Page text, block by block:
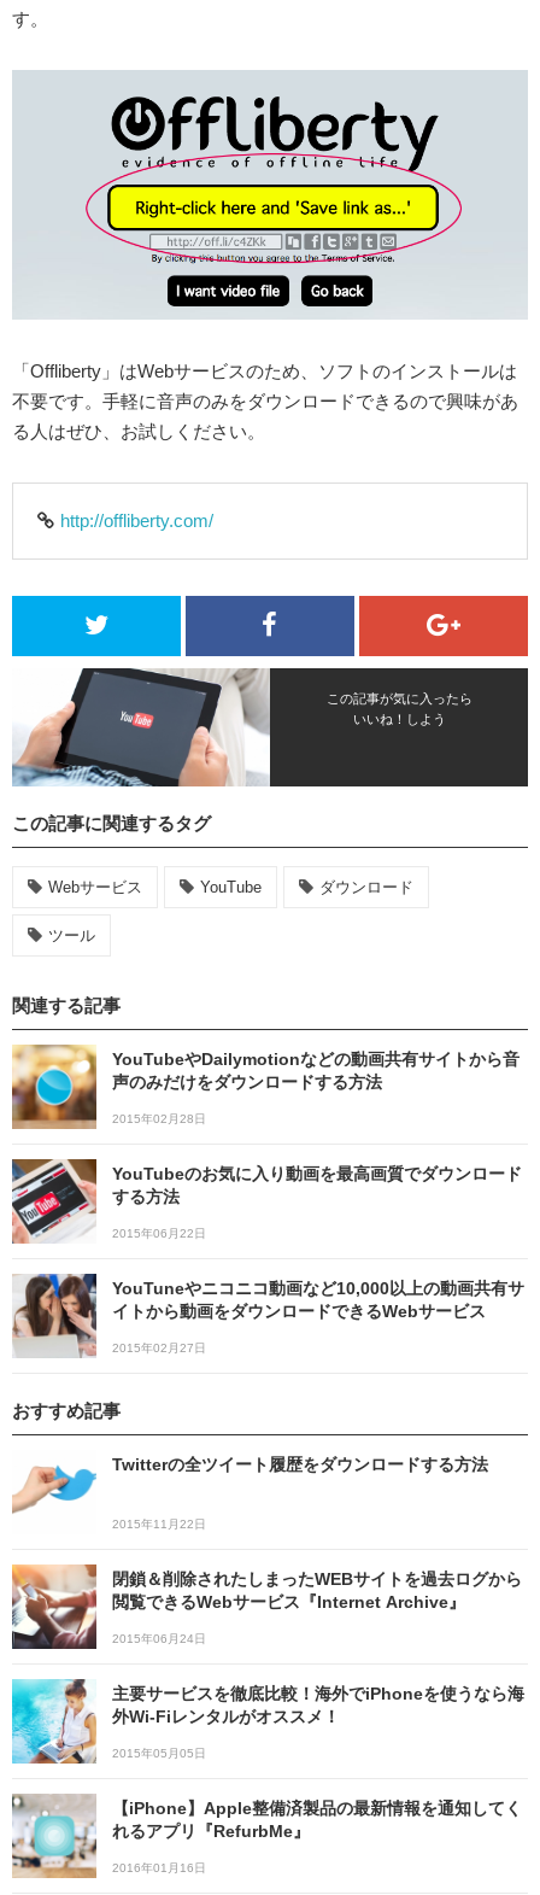
す。
「Offliberty」はWebサービスのため、ソフトのインストールは
不要です。手軽に音声のみをダウンロードできるので興味があ
る人はぜひ、お試しください。
http://offliberty.com/
この記事が気に入ったら
いいね！しよう
この記事に関連するタグ
Webサービス YouTube ダウンロード
ツール
関連する記事
YouTubeやDailymotionなどの動画共有サイトから音
声のみだけをダウンロードする方法
2015年02月28日
YouTubeのお気に入り動画を最高画質でダウンロード
する方法
2015年06月22日
YouTuneやニコニコ動画など10,000以上の動画共有サ
イトから動画をダウンロードできるWebサービス
2015年02月27日
おすすめ記事
Twitterの全ツイート履歴をダウンロードする方法
2015年11月22日
閉鎖＆削除されたしまったWEBサイトを過去ログから
閲覧できるWebサービス『Internet Archive』
2015年06月24日
主要サービスを徹底比較！海外でiPhoneを使うなら海
外Wi-Fiレンタルがオススメ！
2015年05月05日
【iPhone】Apple整備済製品の最新情報を通知してく
れるアプリ『RefurbMe』
2016年01月16日